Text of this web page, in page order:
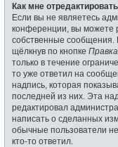
Как мне
Если вы не являетесь
конференции, вы можете
собственные сообщения.
щёлкнув по кнопке Правка
только в течение
то уже ответил на
надпись, которая
последней из них. Эта
редактировал
написать о сделанных
обычные пользователи
кто-то ответил.